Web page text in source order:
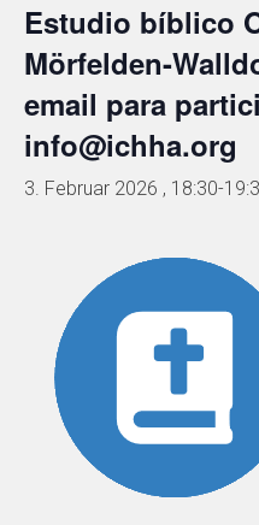
Estudio bíblico
Mörfelden-
email para
info@ichha.org
3. Februar 2026 , 18:30-